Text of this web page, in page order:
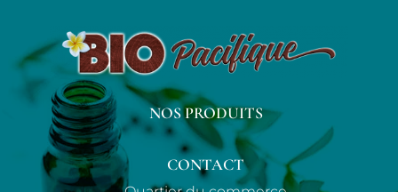
NOS PRODUITS
CONTACT